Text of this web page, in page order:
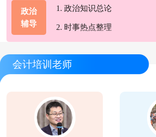
政治
辅导
1. 政治知识总论
2. 时事热点整理
会计培训老师